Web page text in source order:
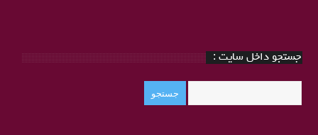
جستجو داخل سایت :